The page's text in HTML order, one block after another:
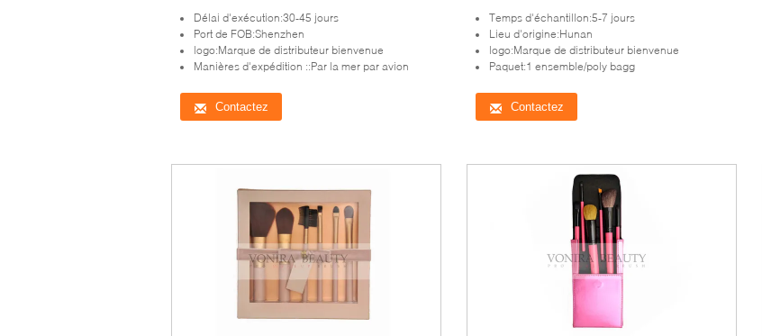
fins cheveux synthétiques naturels
Délai d'exécution:30-45 jours
Port de FOB:Shenzhen
logo:Marque de distributeur bienvenue
Manières d'expédition ::Par la mer par avion
Contactez
brosse, trousse d'outils de maquillage
Temps d'échantillon:5-7 jours
Lieu d'origine:Hunan
logo:Marque de distributeur bienvenue
Paquet:1 ensemble/poly bagg
Contactez